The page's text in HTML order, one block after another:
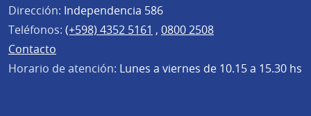
Dirección: Independencia 586
Teléfonos: (+598) 4352 5161 , 0800 2508
Contacto
Horario de atención: Lunes a viernes de 10.15 a 15.30 hs